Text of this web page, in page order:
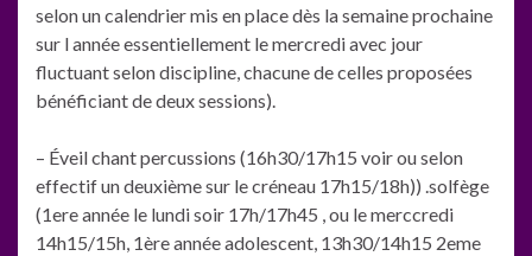
selon un calendrier mis en place dès la semaine prochaine
sur l année essentiellement le mercredi avec jour
fluctuant selon discipline, chacune de celles proposées
bénéficiant de deux sessions).
– Éveil chant percussions (16h30/17h15 voir ou selon
effectif un deuxième sur le créneau 17h15/18h)) .solfège
(1ere année le lundi soir 17h/17h45 , ou le merccredi
14h15/15h, 1ère année adolescent, 13h30/14h15 2eme